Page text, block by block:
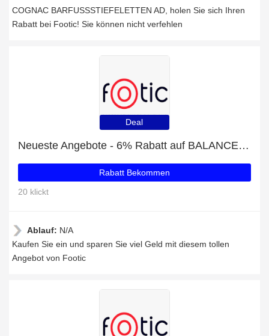
COGNAC BARFUSSSTIEFELETTEN AD, holen Sie sich Ihren
Rabatt bei Footic! Sie können nicht verfehlen
Deal
Neueste Angebote - 6% Rabatt auf BALANCE BOARD STAPELSTEIN BOARD VIOLET
Rabatt Bekommen
20 klickt
Ablauf: N/A
Kaufen Sie ein und sparen Sie viel Geld mit diesem tollen
Angebot von Footic